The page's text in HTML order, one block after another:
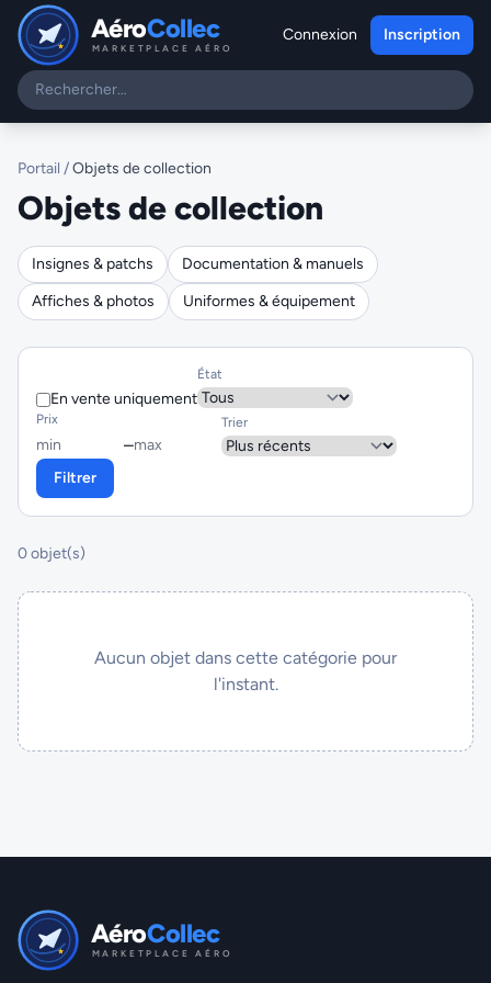
AéroCollec
MARKETPLACE AÉRO
Connexion Inscription
Portail /Objets de collection
Objets de collection
Insignes & patchs
Documentation & manuels
Affiches & photos
Uniformes & équipement
En vente uniquement
État
Prix
–
Trier
Filtrer
0 objet(s)
Aucun objet dans cette catégorie pour
l'instant.
AéroCollec
MARKETPLACE AÉRO